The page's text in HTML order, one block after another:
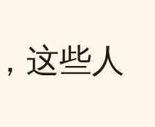
这些人